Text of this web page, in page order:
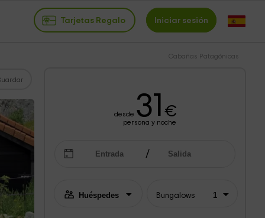
Tarjetas Regalo Iniciar sesión
Cabañas Patagónicas
desde 31 €
persona y noche
Bungalows